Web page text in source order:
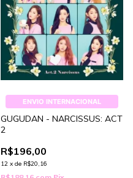
ENVIO INTERNACIONAL
GUGUDAN - NARCISSUS: ACT
2
R$196,00
12 x de R$20,16